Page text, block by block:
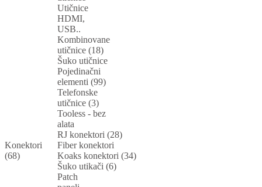
Utičnice
HDMI,
USB..
Kombinovane
utičnice (18)
Šuko utičnice
Pojedinačni
elementi (99)
Telefonske
utičnice (3)
Tooless - bez
alata
Konektori
(68)
RJ konektori (28)
Fiber konektori
Koaks konektori (34)
Šuko utikači (6)
Patch